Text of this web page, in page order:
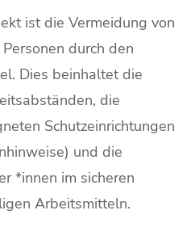
ist die Vermeidung von
durch den
Dies beinhaltet die
die
Schutzeinrichtungen
und die
*innen im sicheren
Arbeitsmitteln.